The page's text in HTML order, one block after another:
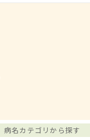
病名カテゴリから探す